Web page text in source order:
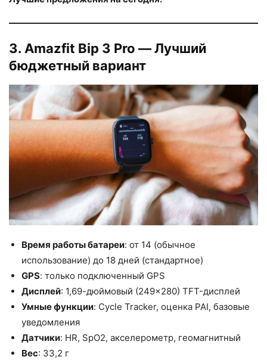
3. Amazfit Bip 3 Pro — Лучший
бюджетный вариант
Время работы батареи: от 14 (обычное
использование) до 18 дней (стандартное)
GPS: только подключенный GPS
Дисплей: 1,69-дюймовый (249×280) TFT-дисплей
Умные функции: Cycle Tracker, оценка PAI, базовые
уведомления
Датчики: HR, SpO2, акселерометр, геомагнитный
Вес: 33,2 г